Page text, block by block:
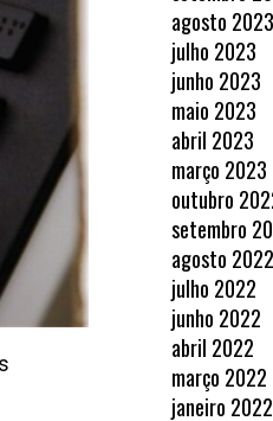
agosto 2023
julho 2023
junho 2023
maio 2023
abril 2023
março 2023
outubro
setembro
agosto 2022
julho 2022
junho 2022
abril 2022
março 2022
janeiro 2022